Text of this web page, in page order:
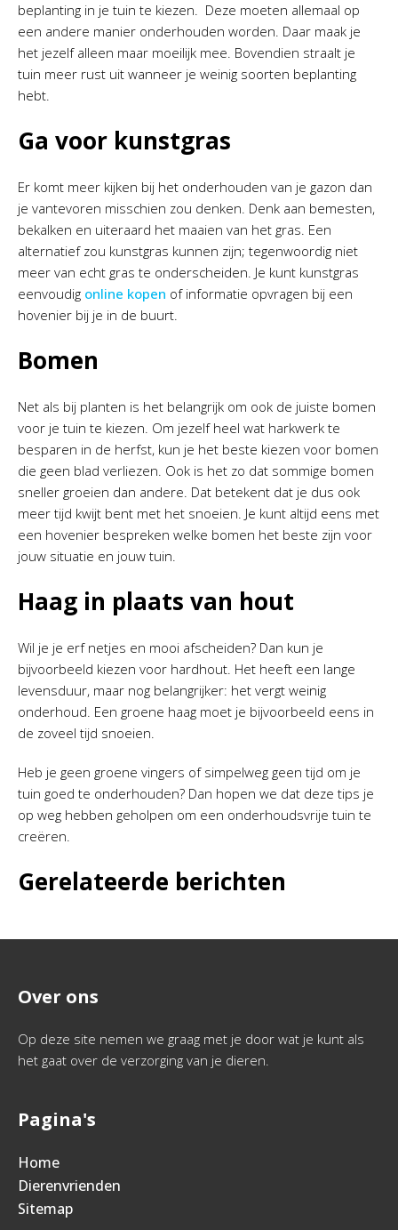
beplanting in je tuin te kiezen. Deze moeten allemaal op
een andere manier onderhouden worden. Daar maak je
het jezelf alleen maar moeilijk mee. Bovendien straalt je
tuin meer rust uit wanneer je weinig soorten beplanting
hebt.
Ga voor kunstgras
Er komt meer kijken bij het onderhouden van je gazon dan
je vantevoren misschien zou denken. Denk aan bemesten,
bekalken en uiteraard het maaien van het gras. Een
alternatief zou kunstgras kunnen zijn; tegenwoordig niet
meer van echt gras te onderscheiden. Je kunt kunstgras
eenvoudig online kopen of informatie opvragen bij een
hovenier bij je in de buurt.
Bomen
Net als bij planten is het belangrijk om ook de juiste bomen
voor je tuin te kiezen. Om jezelf heel wat harkwerk te
besparen in de herfst, kun je het beste kiezen voor bomen
die geen blad verliezen. Ook is het zo dat sommige bomen
sneller groeien dan andere. Dat betekent dat je dus ook
meer tijd kwijt bent met het snoeien. Je kunt altijd eens met
een hovenier bespreken welke bomen het beste zijn voor
jouw situatie en jouw tuin.
Haag in plaats van hout
Wil je je erf netjes en mooi afscheiden? Dan kun je
bijvoorbeeld kiezen voor hardhout. Het heeft een lange
levensduur, maar nog belangrijker: het vergt weinig
onderhoud. Een groene haag moet je bijvoorbeeld eens in
de zoveel tijd snoeien.
Heb je geen groene vingers of simpelweg geen tijd om je
tuin goed te onderhouden? Dan hopen we dat deze tips je
op weg hebben geholpen om een onderhoudsvrije tuin te
creëren.
Gerelateerde berichten
Over ons
Op deze site nemen we graag met je door wat je kunt als
het gaat over de verzorging van je dieren.
Pagina's
Home
Dierenvrienden
Sitemap